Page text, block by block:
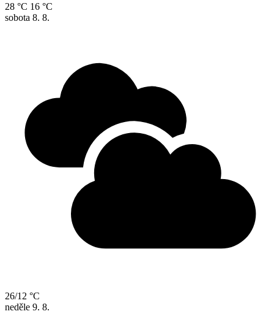
28 °C 16 °C
sobota 8. 8.
26/12 °C
neděle 9. 8.